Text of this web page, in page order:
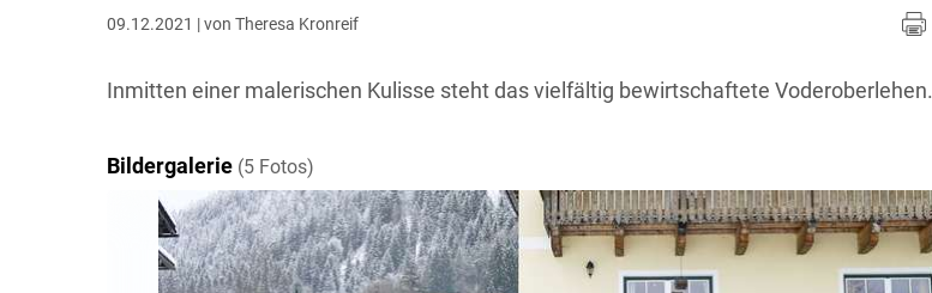
09.12.2021 | von Theresa Kronreif
Inmitten einer malerischen Kulisse steht das vielfältig bewirtschaftete Voderoberlehen.
Bildergalerie (5 Fotos)